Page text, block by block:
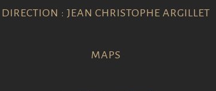
DIRECTION : JEAN CHRISTOPHE ARGILLET
MAPS